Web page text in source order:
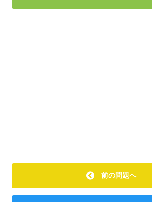
前の問題へ